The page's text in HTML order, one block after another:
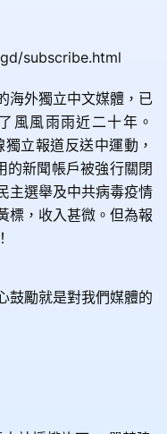
subscribe.html
海外獨立中文媒體，已
風風雨雨近二十年。
立報道反送中運動，
新聞帳戶被強行關閉
主選舉及中共病毒疫情
標，收入甚微。但為報
鼓勵就是對我們媒體的